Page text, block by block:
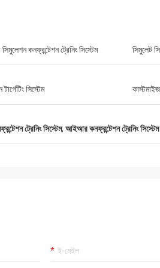
রায়ান
ধন্যবাদ! এর নির্ভুলতা এবং পরামিতি আমার প্রত্যাশা
সিমুলেশন কনফ্রন্টেশন ট্রেনিং সিস্টেম সিমুলেট
সিস্টেম
ট্রেনিং সিস্টেম, আইআর কনফ্রন্টেশন ট্রেনিং সিস্টেম